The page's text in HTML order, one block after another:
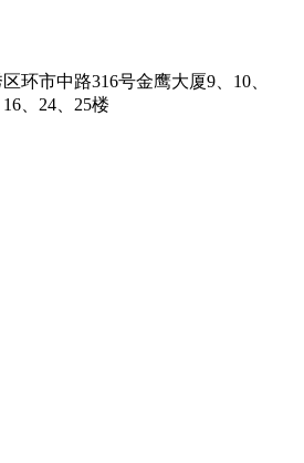
环市中路316号金鹰大厦9、10、
、24、25楼